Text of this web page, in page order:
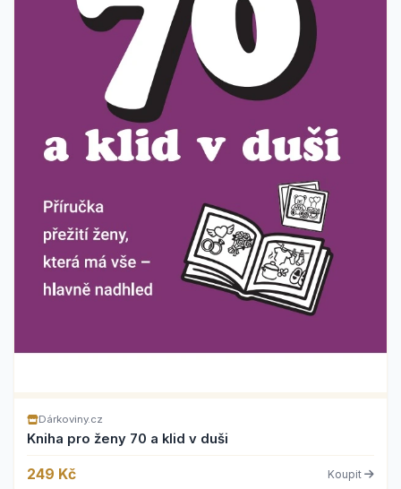
Dárkoviny.cz
Kniha pro ženy 70 a klid v duši
249 Kč Koupit